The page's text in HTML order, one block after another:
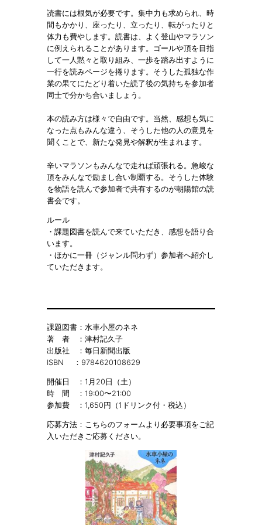
読書には根気が必要です。集中力も求められ、時
間もかかり、座ったり、立ったり、転がったりと
体力も費やします。読書は、よく登山やマラソン
に例えられることがあります。ゴールや頂を目指
して一人黙々と取り組み、一歩を踏み出すように
一行を読みページを捲ります。そうした孤独な作
業の果てにたどり着いた読了後の気持ちを参加者
同士で分かち合いましょう。
本の読み方は様々で自由です。当然、感想も気に
なった点もみんな違う、そうした他の人の意見を
聞くことで、新たな発見や解釈が生まれます。
辛いマラソンもみんなで走れば頑張れる。急峻な
頂をみんなで励まし合い制覇する。そうした体験
を物語を読んで参加者で共有するのが朝陽館の読
書会です。
ルール
・課題図書を読んで来ていただき、感想を語り合
います。
・ほかに一冊（ジャンル問わず）参加者へ紹介し
ていただきます。
課題図書：水車小屋のネネ
著 者 ：津村記久子
出版社 ：毎日新聞出版
ISBN ：9784620108629
開催日 ：1月20日（土）
時 間 ：19:00〜21:00
参加費 ：1,650円（1ドリンク付・税込）
応募方法：こちらのフォームより必要事項をご記
入いただきご応募ください。